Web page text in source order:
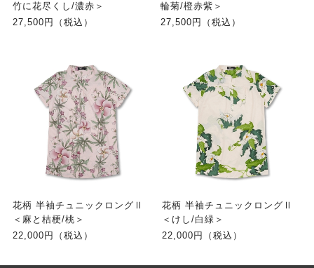
竹に花尽くし/濃赤＞
27,500円（税込）
輪菊/橙赤紫＞
27,500円（税込）
花柄 半袖チュニックロングⅡ
＜麻と桔梗/桃＞
22,000円（税込）
花柄 半袖チュニックロングⅡ
＜けし/白緑＞
22,000円（税込）